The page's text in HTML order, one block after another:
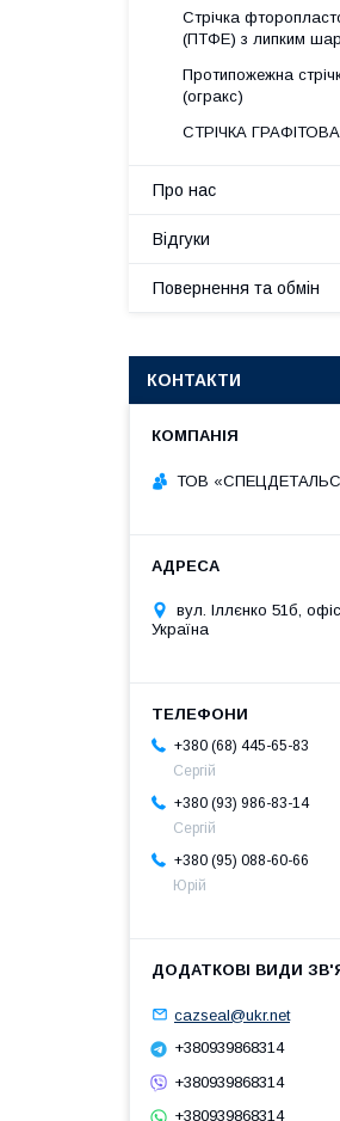
Стрічка
(ПТФЕ) з липким
Протипожежна
(огракс)
СТРІЧКА ГРАФІТОВА
Про нас
Відгуки
Повернення та обмін
КОНТАКТИ
ТОВ
вул. Іллєнко 51б,
Україна
+380 (68) 445-65-83
Сергій
+380 (93) 986-83-14
Сергій
+380 (95) 088-60-66
Юрій
cazseal@ukr.net
+380939868314
+380939868314
+380939868314